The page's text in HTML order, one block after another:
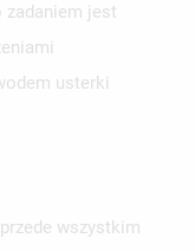
zadaniem jest
usterki
wszystkim